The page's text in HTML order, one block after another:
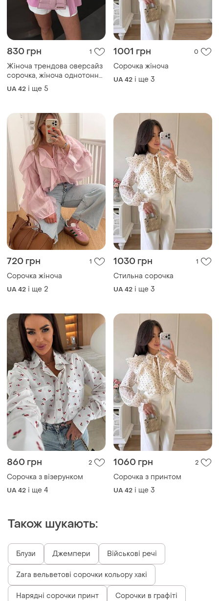
830 грн 1
Жіноча трендова оверсайз
сорочка, жіноча однотонна
сорочка, жіноча сорочка на
UA 42 і ще 5
1001 грн 0
Сорочка жіноча
UA 42 і ще 3
720 грн 1
Сорочка жіноча
UA 42 і ще 2
1030 грн 1
Стильна сорочка
UA 42 і ще 3
860 грн 2
Сорочка з візерунком
UA 42 і ще 4
1060 грн 2
Сорочка з принтом
UA 42 і ще 3
Також шукають:
Блузи Джемпери Військові речі
Zara вельветові сорочки кольору хакі
Нарядні сорочки принт Сорочки в графіті